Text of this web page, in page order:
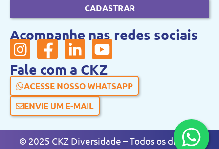
CADASTRAR
Acompanhe nas redes sociais
Fale com a CKZ
ACESSE NOSSO WHATSAPP
ENVIE UM E-MAIL
© 2025 CKZ Diversidade – Todos os direitos